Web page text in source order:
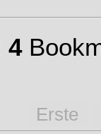
4
Erste